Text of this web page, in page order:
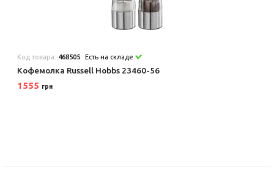
Код товара: 468505 Есть на складе
Кофемолка Russell Hobbs 23460-56
1555 грн